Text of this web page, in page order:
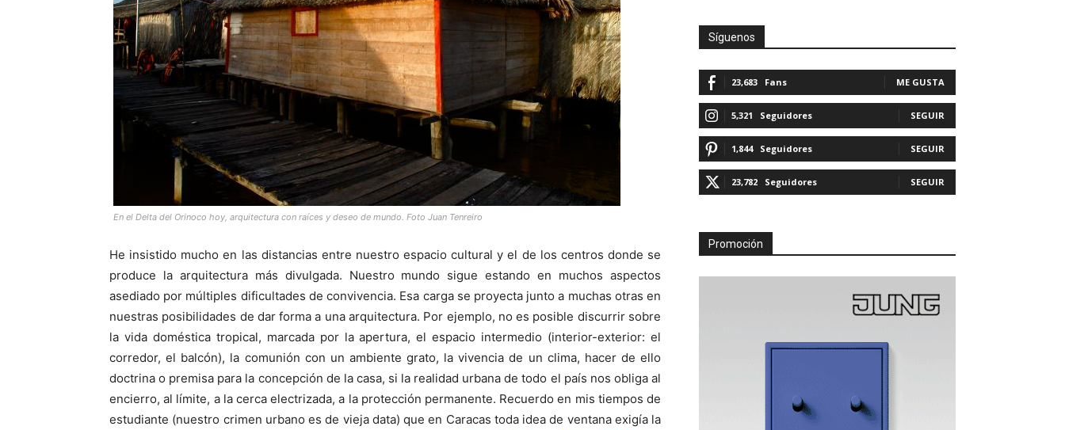
En el Delta del Orinoco hoy, arquitectura con raíces y deseo de mundo. Foto Juan Tenreiro
He insistido mucho en las distancias entre nuestro espacio cultural y el de los centros donde se
produce la arquitectura más divulgada. Nuestro mundo sigue estando en muchos aspectos
asediado por múltiples dificultades de convivencia. Esa carga se proyecta junto a muchas otras en
nuestras posibilidades de dar forma a una arquitectura. Por ejemplo, no es posible discurrir sobre
la vida doméstica tropical, marcada por la apertura, el espacio intermedio (interior-exterior: el
corredor, el balcón), la comunión con un ambiente grato, la vivencia de un clima, hacer de ello
doctrina o premisa para la concepción de la casa, si la realidad urbana de todo el país nos obliga al
encierro, al límite, a la cerca electrizada, a la protección permanente. Recuerdo en mis tiempos de
estudiante (nuestro crimen urbano es de vieja data) que en Caracas toda idea de ventana exigía la
Síguenos
23,683 Fans ME GUSTA
5,321 Seguidores SEGUIR
1,844 Seguidores SEGUIR
23,782 Seguidores SEGUIR
Promoción